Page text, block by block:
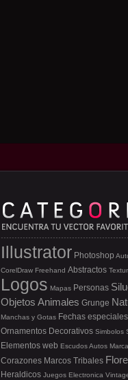
Illustrator Photoshop
CorelDraw Freehand Abstractos
Logos Mapas Personas
Objetos Animales Grunge
Manchas y Gotas Fechas especiales
Ornamentos Decorativos Simbolos
Elementos web EscudosAutos
Corazones Marcos Tribales
Heraldicos Juegos Electronica